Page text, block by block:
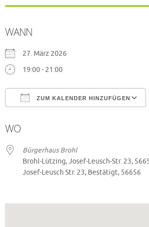
WANN
27. März 2026
19:00 - 21:00
ZUM KALENDER HINZUFÜGEN
WO
Bürgerhaus Brohl
Brohl-Lützing, Josef-Leusch-Str. 23,
Josef-Leusch Str. 23, Bestätigt, 56656